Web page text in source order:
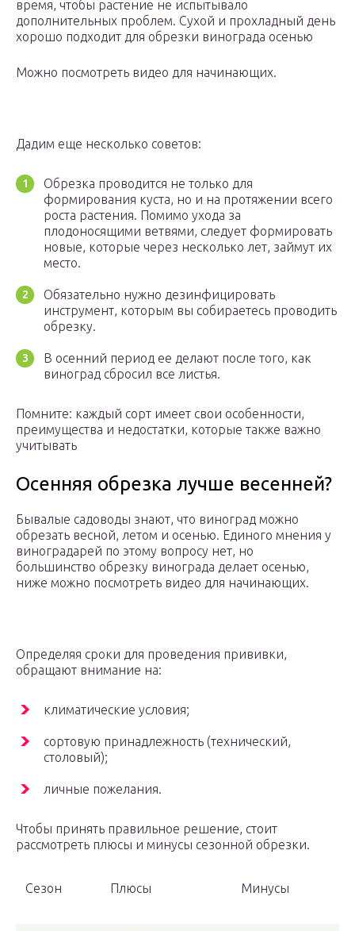
время, чтобы растение не испытывало
дополнительных проблем. Сухой и прохладный день
хорошо подходит для обрезки винограда осенью
Можно посмотреть видео для начинающих.
Дадим еще несколько советов:
Обрезка проводится не только для
формирования куста, но и на протяжении всего
роста растения. Помимо ухода за
плодоносящими ветвями, следует формировать
новые, которые через несколько лет, займут их
место.
Обязательно нужно дезинфицировать
инструмент, которым вы собираетесь проводить
обрезку.
В осенний период ее делают после того, как
виноград сбросил все листья.
Помните: каждый сорт имеет свои особенности,
преимущества и недостатки, которые также важно
учитывать
Осенняя обрезка лучше весенней?
Бывалые садоводы знают, что виноград можно
обрезать весной, летом и осенью. Единого мнения у
виноградарей по этому вопросу нет, но
большинство обрезку винограда делает осенью,
ниже можно посмотреть видео для начинающих.
Определяя сроки для проведения прививки,
обращают внимание на:
климатические условия;
сортовую принадлежность (технический,
столовый);
личные пожелания.
Чтобы принять правильное решение, стоит
рассмотреть плюсы и минусы сезонной обрезки.
Сезон Плюсы Минусы